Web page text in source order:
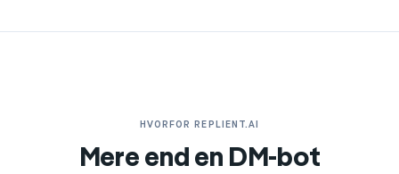
HVORFOR REPLIENT.AI
Mere end en DM-bot